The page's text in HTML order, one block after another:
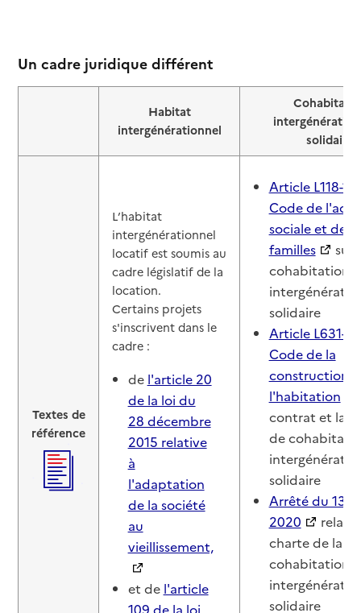
Un cadre juridique différent
Habitat
intergénérationnel
solidaire
Textes de
référence
L’habitat
intergénérationnel
locatif est soumis au
cadre législatif de la
location.
Certains projets
s'inscrivent dans le
cadre :
de l'article 20
de la loi du
28 décembre
2015 relative
à
l'adaptation
de la société
au
vieillissement,
et de l'article
109 de la loi
Article L118-1
Code de
sociale et des
familles
sur
cohabitation
solidaire
Article L631-
Code de la
construction
l'habitation
contrat et la
de
solidaire
Arrêté du 13
2020
relatif
charte de la
cohabitation
solidaire